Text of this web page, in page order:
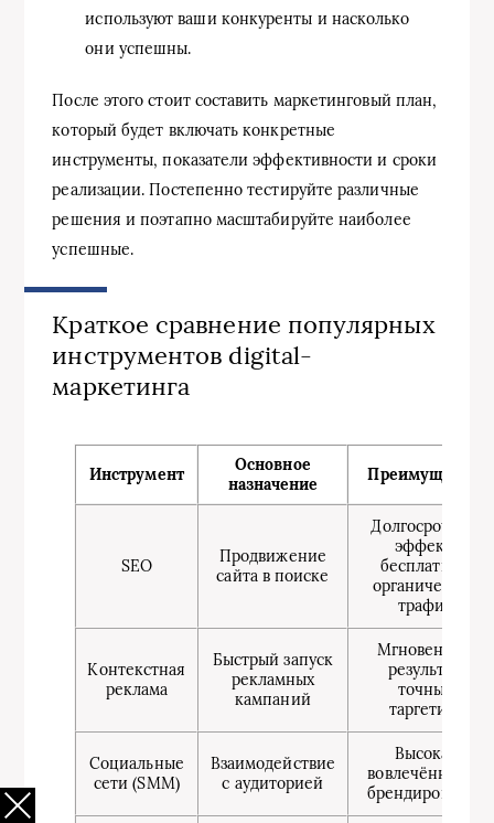
используют ваши конкуренты и насколько
они успешны.
После этого стоит составить маркетинговый план,
который будет включать конкретные
инструменты, показатели эффективности и сроки
реализации. Постепенно тестируйте различные
решения и поэтапно масштабируйте наиболее
успешные.
Краткое сравнение популярных
инструментов digital-
маркетинга
Инструмент
Основное
назначение
Преимущества
SEO
Продвижение
сайта в поиске
Долгосрочный
эффект,
бесплатный
органический
трафик
Контекстная
реклама
Быстрый запуск
рекламных
кампаний
Мгновенный
результат,
точный
таргетинг
Социальные
сети (SMM)
Взаимодействие
с аудиторией
Высокая
вовлечённость,
брендирование